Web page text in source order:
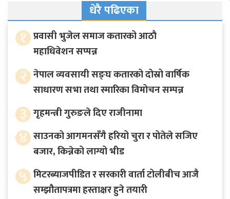
धेरै पढिएका
१ प्रवासी भुजेल समाज कतारको आठाै
महाधिवेशन सप्पन्न
२ नेपाल व्यवसायी सङ्घ कतारको दोस्रो वार्षिक
साधारण सभा तथा स्मारिका विमोचन सम्पन्न
३ गृहमन्त्री गुरुङले दिए राजीनामा
४ साउनको आगमनसँगै हरियो चुरा र पोतेले सजिए
बजार, किन्नेको लाग्यो भीड
५ मिटरब्याजपीडित र सरकारी वार्ता टोलीबीच आजै
सम्झौतापत्रमा हस्ताक्षर हुने तयारी